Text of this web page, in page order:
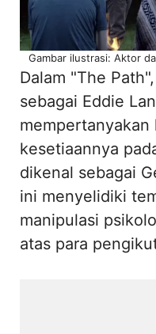
Gambar ilustrasi: Aktor
Dalam "The
sebagai Eddie
mempertanyakan
kesetiaannya
dikenal sebagai
ini menyelidiki
manipulasi
atas para